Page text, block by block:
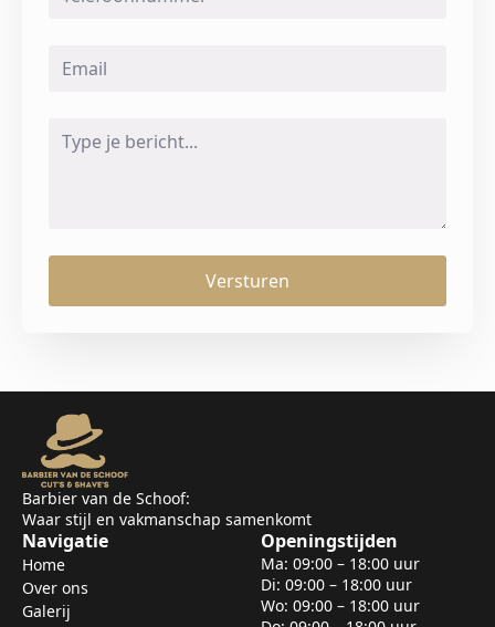
Versturen
Barbier van de Schoof:
Waar stijl en vakmanschap samenkomt
Navigatie
Home
Over ons
Galerij
Openingstijden
Ma: 09:00 – 18:00 uur
Di: 09:00 – 18:00 uur
Wo: 09:00 – 18:00 uur